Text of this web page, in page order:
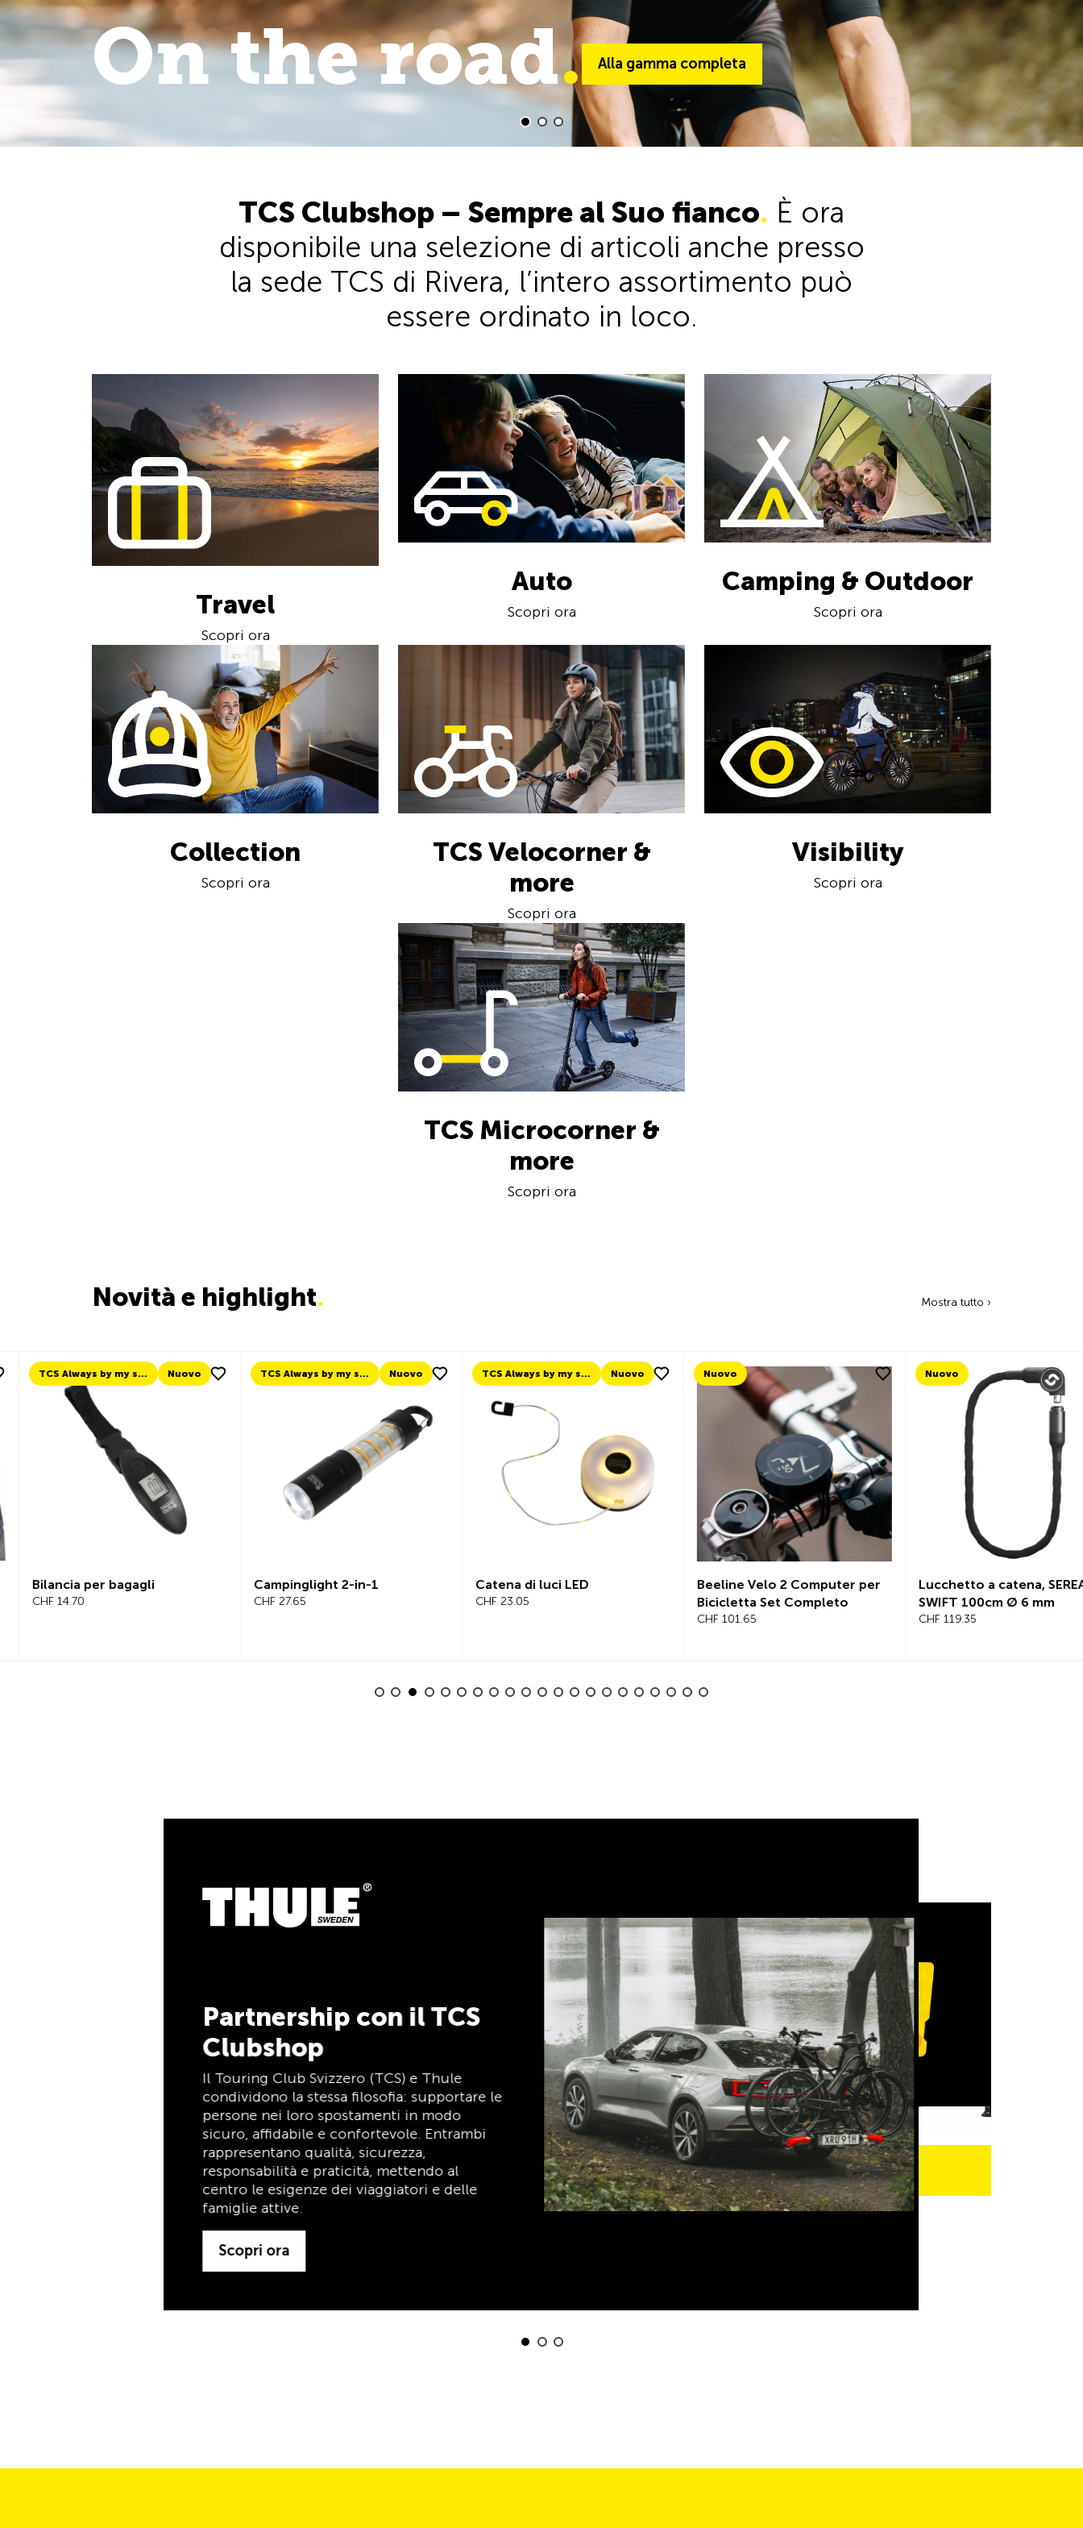
On the road. Alla gamma completa
On the trail. Alla gamma completa
walk. Alla gamma completa
TCS Clubshop – Sempre al Suo fianco. È ora
disponibile una selezione di articoli anche presso
la sede TCS di Rivera, l’intero assortimento può
essere ordinato in loco.
Travel
Scopri ora
Auto
Scopri ora
Camping & Outdoor
Scopri ora
Collection
Scopri ora
TCS Velocorner &
more
Scopri ora
Visibility
Scopri ora
TCS Microcorner &
more
Scopri ora
Novità e highlight. Mostra tutto ›
Nuovo TCS Always by my side Nuovo
Campinglight 2-in-1
TCS Always by my side Nuovo
Catena di luci LED
Nuovo
Beeline Velo 2 Computer per
Bicicletta Set Completo
Lucchetto a catena, SEREA
SWIFT 100cm Ø 6 mm
Nuovo
Lucchetto a
BOLD 125cm,
Partnership con il TCS
Clubshop
Il Touring Club Svizzero (TCS) e Thule
condividono la stessa filosofia: supportare le
persone nei loro spostamenti in modo
sicuro, affidabile e confortevole. Entrambi
rappresentano qualità, sicurezza,
responsabilità e praticità, mettendo al
centro le esigenze dei viaggiatori e delle
5% di cashback
Pagate i vostri acquisti su clubshop.ch con
la TCS Member Mastercard®, gratuita per i
tempo indeterminato per i soci TCS.
Scopri ora
TCS sempre al mio
fianco
Il TCS è l’esperto in materia di mobilità,
campeggio, viaggi e sicurezza. Anche i
prodotti TCS riflettono il motto «TCS
sempre al mio fianco» e rappresentano un
aiuto affidabile e pratico durante ogni
spostamento. Tali prodotti sono facilmente
riconoscibili nel negozio grazie all’etichetta
«Always by my side».
Scopri ora